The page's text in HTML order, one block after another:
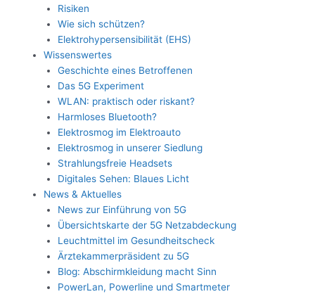
Risiken
Wie sich schützen?
Elektrohypersensibilität (EHS)
Wissenswertes
Geschichte eines Betroffenen
Das 5G Experiment
WLAN: praktisch oder riskant?
Harmloses Bluetooth?
Elektrosmog im Elektroauto
Elektrosmog in unserer Siedlung
Strahlungsfreie Headsets
Digitales Sehen: Blaues Licht
News & Aktuelles
News zur Einführung von 5G
Übersichtskarte der 5G Netzabdeckung
Leuchtmittel im Gesundheitscheck
Ärztekammerpräsident zu 5G
Blog: Abschirmkleidung macht Sinn
PowerLan, Powerline und Smartmeter